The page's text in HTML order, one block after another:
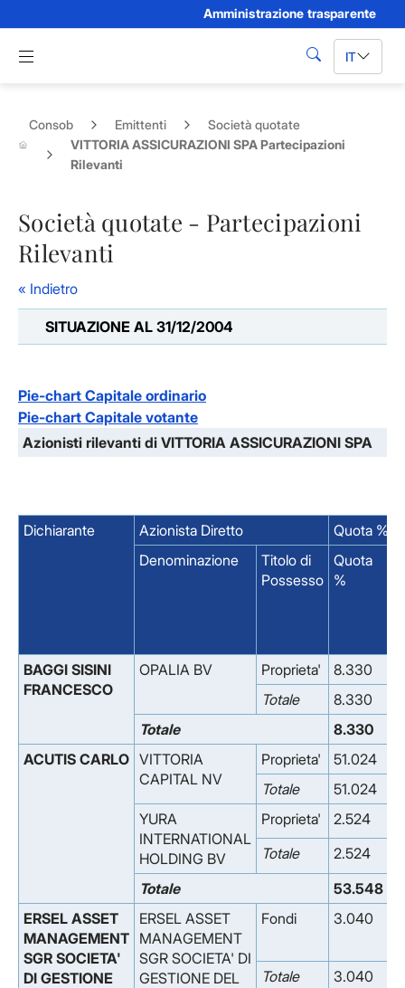
Amministrazione trasparente
Apri menu di navigazione
cerca IT
Consob Emittenti
Società quotate
VITTORIA ASSICURAZIONI SPA Partecipazioni
Rilevanti
Società quotate - Partecipazioni
Rilevanti
« Indietro
SITUAZIONE AL 31/12/2004
Pie-chart Capitale ordinario
Pie-chart Capitale votante
Azionisti rilevanti di VITTORIA ASSICURAZIONI SPA
Dichiarante Azionista Diretto
Quota %
Denominazione
Titolo di
Possesso
Quota
%
BAGGI SISINI
FRANCESCO
OPALIA BV Proprieta' 8.330
Totale
8.330
Totale
8.330
ACUTIS CARLO VITTORIA
CAPITAL NV
Proprieta' 51.024
Totale
51.024
YURA
INTERNATIONAL
HOLDING BV
Proprieta' 2.524
Totale
2.524
Totale
53.548
ERSEL ASSET
MANAGEMENT
SGR SOCIETA'
DI GESTIONE
ERSEL ASSET
MANAGEMENT
SGR SOCIETA' DI
GESTIONE DEL
Fondi 3.040
Totale 3.040